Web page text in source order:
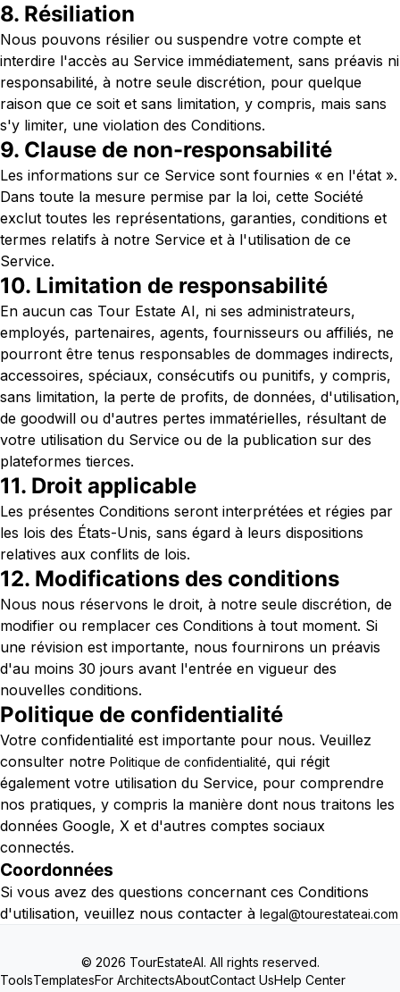
8. Résiliation
Nous pouvons résilier ou suspendre votre compte et
interdire l'accès au Service immédiatement, sans préavis ni
responsabilité, à notre seule discrétion, pour quelque
raison que ce soit et sans limitation, y compris, mais sans
s'y limiter, une violation des Conditions.
9. Clause de non-responsabilité
Les informations sur ce Service sont fournies « en l'état ».
Dans toute la mesure permise par la loi, cette Société
exclut toutes les représentations, garanties, conditions et
termes relatifs à notre Service et à l'utilisation de ce
Service.
10. Limitation de responsabilité
En aucun cas Tour Estate AI, ni ses administrateurs,
employés, partenaires, agents, fournisseurs ou affiliés, ne
pourront être tenus responsables de dommages indirects,
accessoires, spéciaux, consécutifs ou punitifs, y compris,
sans limitation, la perte de profits, de données, d'utilisation,
de goodwill ou d'autres pertes immatérielles, résultant de
votre utilisation du Service ou de la publication sur des
plateformes tierces.
11. Droit applicable
Les présentes Conditions seront interprétées et régies par
les lois des États-Unis, sans égard à leurs dispositions
relatives aux conflits de lois.
12. Modifications des conditions
Nous nous réservons le droit, à notre seule discrétion, de
modifier ou remplacer ces Conditions à tout moment. Si
une révision est importante, nous fournirons un préavis
d'au moins 30 jours avant l'entrée en vigueur des
nouvelles conditions.
Politique de confidentialité
Votre confidentialité est importante pour nous. Veuillez
consulter notre Politique de confidentialité, qui régit
également votre utilisation du Service, pour comprendre
nos pratiques, y compris la manière dont nous traitons les
données Google, X et d'autres comptes sociaux
connectés.
Coordonnées
Si vous avez des questions concernant ces Conditions
d'utilisation, veuillez nous contacter à legal@tourestateai.com
© 2026 TourEstateAI. All rights reserved.
ToolsTemplatesFor ArchitectsAboutContact UsHelp Center